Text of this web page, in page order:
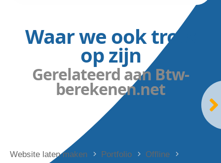
Waar we ook trots
op zijn
Gerelateerd aan Btw-
berekenen.net
Website laten maken Portfolio
Offline